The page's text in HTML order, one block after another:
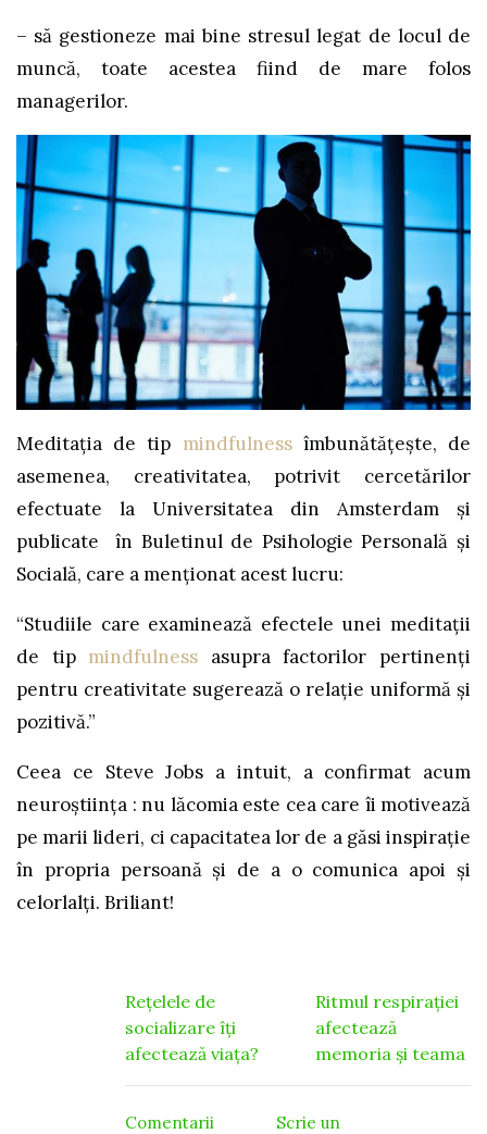
– să gestioneze mai bine stresul legat de locul de
muncă, toate acestea fiind de mare folos
managerilor.
Meditația de tip mindfulnessîmbunătățește, de
asemenea, creativitatea, potrivit cercetărilor
efectuate la Universitatea din Amsterdam și
publicate în Buletinul de Psihologie Personală și
Socială, care a menționat acest lucru:
“Studiile care examinează efectele unei meditații
de tip mindfulness asupra factorilor pertinenți
pentru creativitate sugerează o relație uniformă și
pozitivă.”
Ceea ce Steve Jobs a intuit, a confirmat acum
neuroștiința : nu lăcomia este cea care îi motivează
pe marii lideri, ci capacitatea lor de a găsi inspirație
în propria persoană și de a o comunica apoi și
celorlalți. Briliant!
Navigare
în
articole
Rețelele de
socializare îți
afectează viața?
Ritmul respiraţiei
afectează
memoria şi teama
Comentarii
Scrie un